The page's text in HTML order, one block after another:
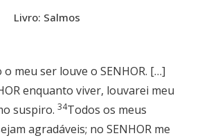
Livro: Salmos
o meu ser louve o SENHOR. […]
enquanto viver, louvarei meu
suspiro. 34Todos os meus
agradáveis; no SENHOR me